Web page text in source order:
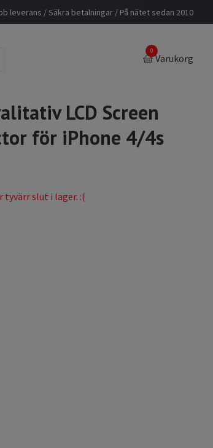
leverans / Säkra betalningar / På nätet sedan 2010
0
Varukorg
LCD Screen
för iPhone 4/4s
tyvärr slut i lager. :(